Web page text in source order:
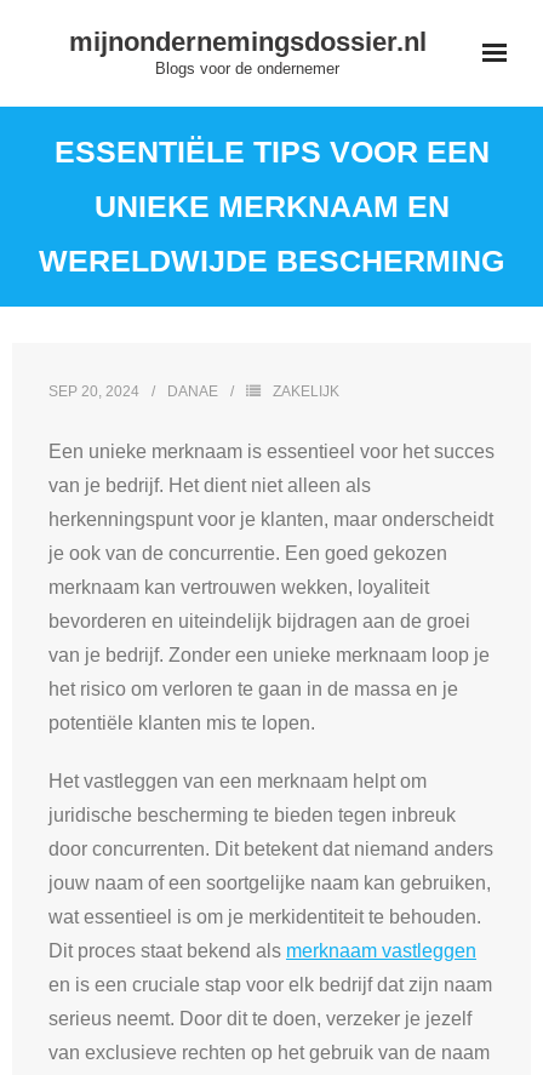
mijnondernemingsdossier.nl
Blogs voor de ondernemer
ESSENTIËLE TIPS VOOR EEN
UNIEKE MERKNAAM EN
WERELDWIJDE BESCHERMING
SEP 20, 2024 DANAE ZAKELIJK
Een unieke merknaam is essentieel voor het succes
van je bedrijf. Het dient niet alleen als
herkenningspunt voor je klanten, maar onderscheidt
je ook van de concurrentie. Een goed gekozen
merknaam kan vertrouwen wekken, loyaliteit
bevorderen en uiteindelijk bijdragen aan de groei
van je bedrijf. Zonder een unieke merknaam loop je
het risico om verloren te gaan in de massa en je
potentiële klanten mis te lopen.
Het vastleggen van een merknaam helpt om
juridische bescherming te bieden tegen inbreuk
door concurrenten. Dit betekent dat niemand anders
jouw naam of een soortgelijke naam kan gebruiken,
wat essentieel is om je merkidentiteit te behouden.
Dit proces staat bekend als merknaam vastleggen
en is een cruciale stap voor elk bedrijf dat zijn naam
serieus neemt. Door dit te doen, verzeker je jezelf
van exclusieve rechten op het gebruik van de naam